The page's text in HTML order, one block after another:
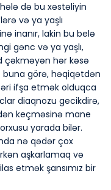
də bu xəstəliyin
və ya yaşlı
inanır, lakin bu belə
gənc və ya yaşlı,
çəkməyən hər kəsə
buna görə, həqiqətdən
ifşa etmək olduqca
diaqnozu gecikdirə,
keçməsinə mane
yarada bilər.
nə qədər çox
aşkarlamaq və
etmək şansımız bir